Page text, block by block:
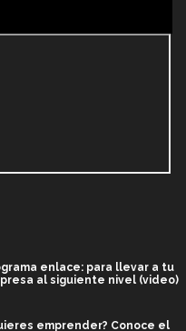
enlace: para llevar a tu
al siguiente nivel (video)
emprender? Conoce el